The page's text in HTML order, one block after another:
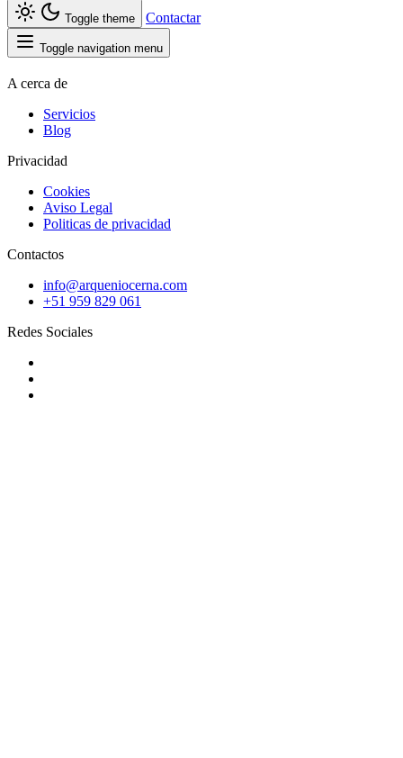
Toggle theme Contactar
Toggle navigation menu
A cerca de
Servicios
Blog
Privacidad
Cookies
Aviso Legal
Politicas de privacidad
Contactos
info@arqueniocerna.com
+51 959 829 061
Redes Sociales